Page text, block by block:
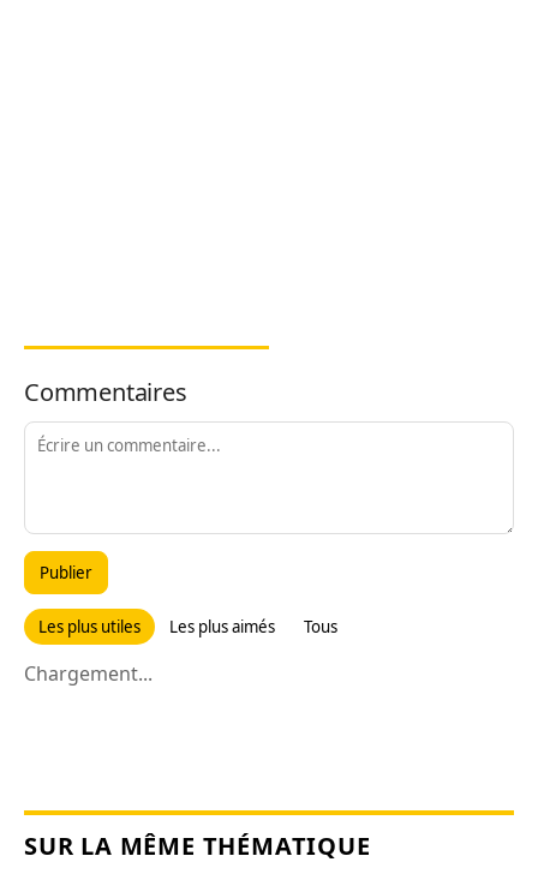
Commentaires
Publier
Les plus utiles Les plus aimés Tous
Chargement...
SUR LA MÊME THÉMATIQUE